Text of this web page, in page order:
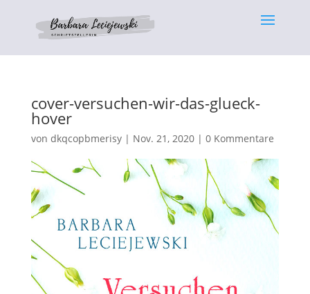
cover-versuchen-wir-das-glueck-
hover
von dkqcopbmerisy| Nov. 21, 2020| 0 Kommentare